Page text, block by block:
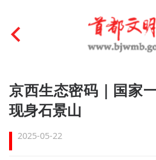
首页
文明创建
文明实践
京西生态密码｜国家
现身石景山
2025-05-22